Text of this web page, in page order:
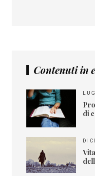
Contenuti in
di